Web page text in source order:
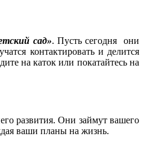
сад». Пусть сегодня они
контактировать и делится
на каток или покатайтесь на
развития. Они займут вашего
ваши планы на жизнь.